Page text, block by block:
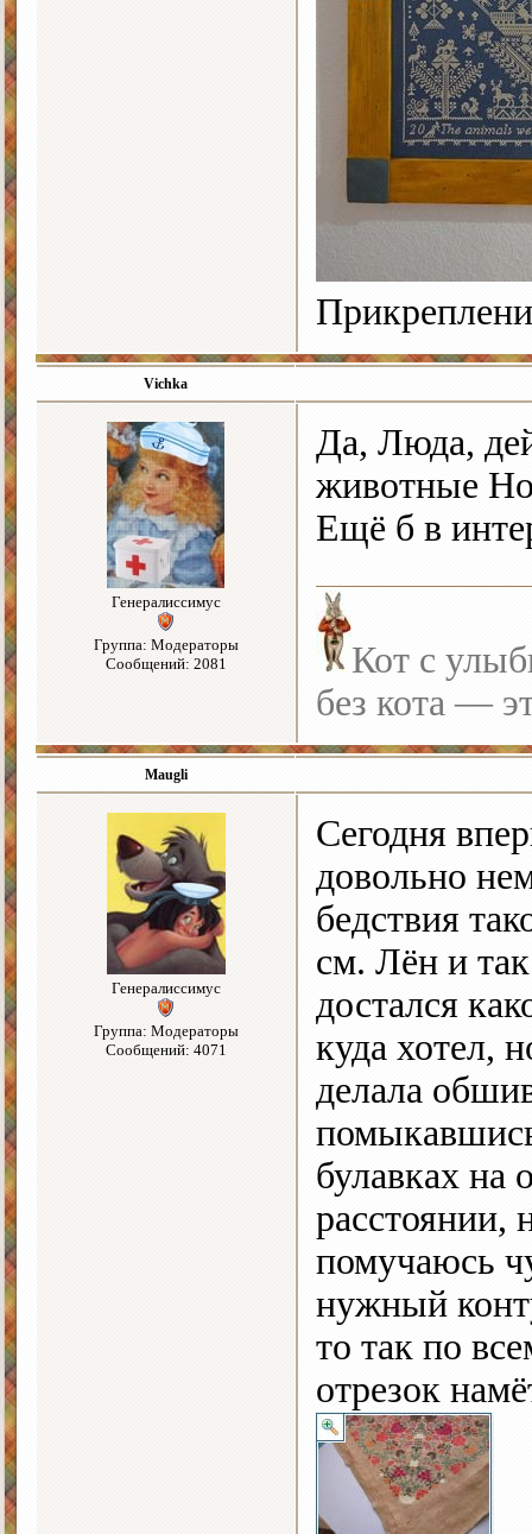
Vichka
Генералиссимус
Группа: Модераторы
Сообщений: 2081
Да, Люда,
животные
Ещё б в
Кот с
без кота —
Maugli
Генералиссимус
Группа: Модераторы
Сообщений: 4071
Сегодня
довольно
бедствия
см. Лён и
достался
куда хотел,
делала
булавках на
помучаюсь
нужный
то так по
отрезок